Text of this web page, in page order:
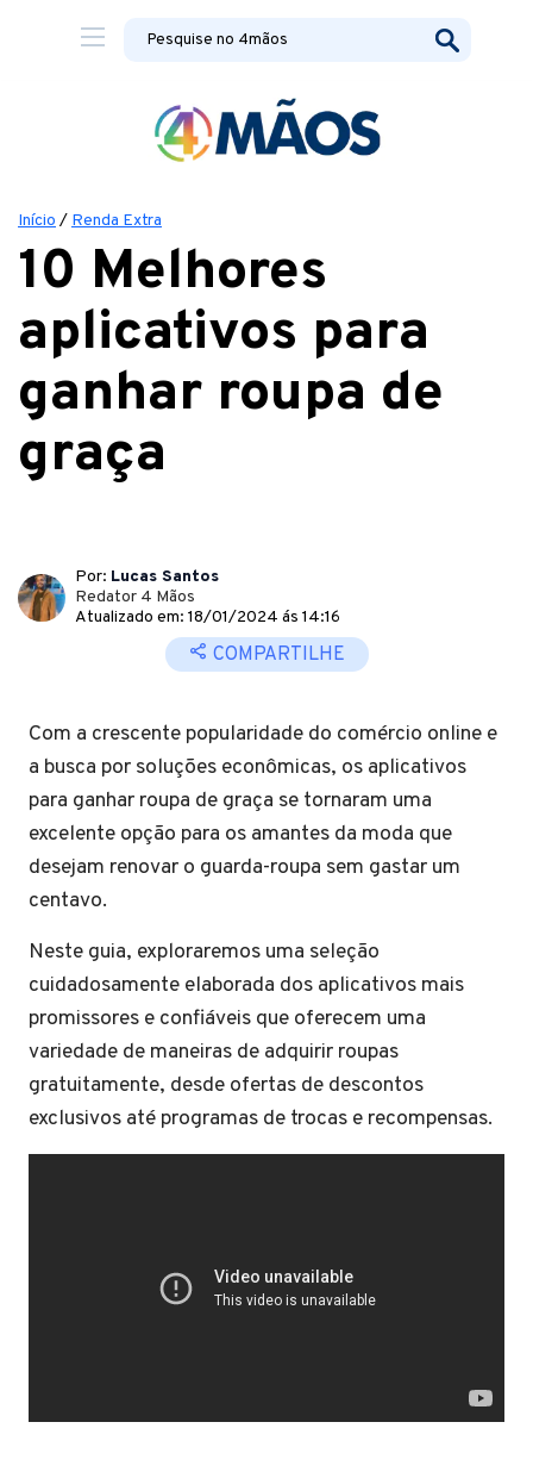
Início / Renda Extra
10 Melhores
aplicativos para
ganhar roupa de
graça
Por: Lucas Santos
Redator 4 Mãos
Atualizado em: 18/01/2024 ás 14:16
COMPARTILHE
Com a crescente popularidade do comércio online e
a busca por soluções econômicas, os aplicativos
para ganhar roupa de graça se tornaram uma
excelente opção para os amantes da moda que
desejam renovar o guarda-roupa sem gastar um
centavo.
Neste guia, exploraremos uma seleção
cuidadosamente elaborada dos aplicativos mais
promissores e confiáveis que oferecem uma
variedade de maneiras de adquirir roupas
gratuitamente, desde ofertas de descontos
exclusivos até programas de trocas e recompensas.